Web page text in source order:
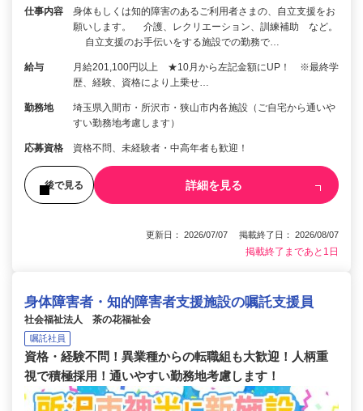
仕事内容
身体もしくは知的障害のあるご利用者さまの、自立支援をお
願いします。 介護、レクリエーション、訓練補助 など。
自立支援のお手伝いをする施設での勤務で…
給与
月給201,100円以上 ★10月から左記金額にUP！ ※最終学
歴、経験、資格により上乗せ…
勤務地
埼玉県入間市・所沢市・狭山市内各施設（ご自宅から通いや
すい勤務地考慮します）
応募資格 資格不問、未経験者・中高年者も歓迎！
後で見る 詳細を見る
更新日： 2026/07/07 掲載終了日： 2026/08/07
掲載終了まであと1日
身体障害者・知的障害者支援施設の嘱託支援員
社会福祉法人 茶の花福祉会
嘱託社員
資格・経験不問！異業種からの転職組も大歓迎！人柄重
視で積極採用！通いやすい勤務地考慮します！